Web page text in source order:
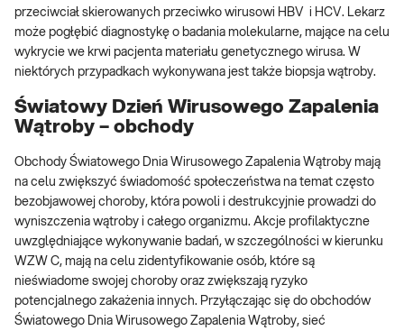
przeciwciał skierowanych przeciwko wirusowi HBV i HCV. Lekarz
może pogłębić diagnostykę o badania molekularne, mające na celu
wykrycie we krwi pacjenta materiału genetycznego wirusa. W
niektórych przypadkach wykonywana jest także biopsja wątroby.
Światowy Dzień Wirusowego Zapalenia
Wątroby – obchody
Obchody Światowego Dnia Wirusowego Zapalenia Wątroby mają
na celu zwiększyć świadomość społeczeństwa na temat często
bezobjawowej choroby, która powoli i destrukcyjnie prowadzi do
wyniszczenia wątroby i całego organizmu. Akcje profilaktyczne
uwzględniające wykonywanie badań, w szczególności w kierunku
WZW C, mają na celu zidentyfikowanie osób, które są
nieświadome swojej choroby oraz zwiększają ryzyko
potencjalnego zakażenia innych. Przyłączając się do obchodów
Światowego Dnia Wirusowego Zapalenia Wątroby, sieć